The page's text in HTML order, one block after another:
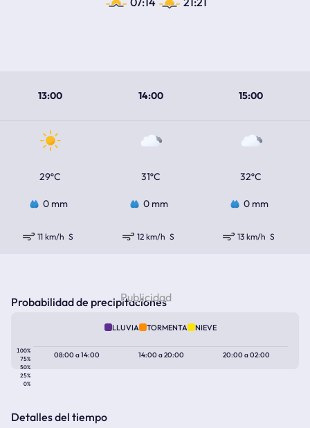
13:00 14:00 15:00
29ºC 31ºC 32ºC
0 mm 0 mm 0 mm
11 km/h S 12 km/h S 13 km/h S
Probabilidad de precipitaciones
LLUVIA TORMENTA NIEVE
100%
75%
50%
25%
0%
08:00a14:00 14:00a20:00 20:00a02:00
Detalles del tiempo